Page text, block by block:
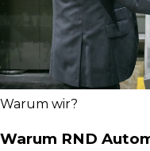
Warum wir?
Warum RND